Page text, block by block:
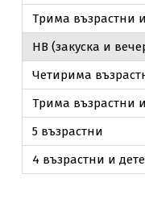
Трима възрастни
НВ (закуска и
Четирима
Трима възрастни
5 възрастни
4 възрастни и